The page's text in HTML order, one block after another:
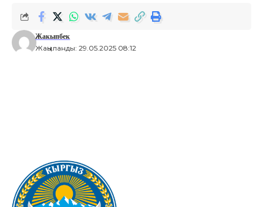
Жаңыланды: 29.05.2025 08:12
Жакыпбек